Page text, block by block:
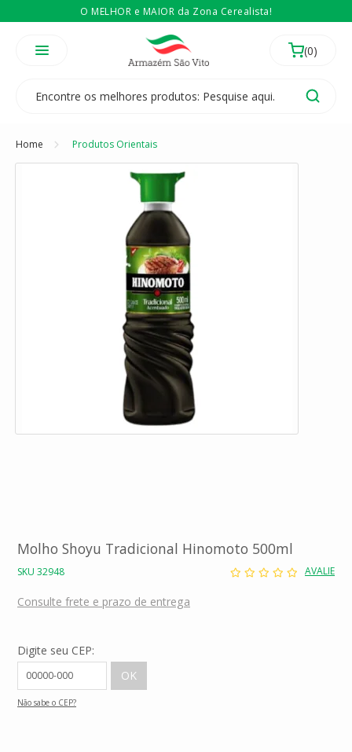
O MELHOR e MAIOR da Zona Cerealista!
Temos 3 lojas físicas na Zona Cerealista de São Paulo!
É revendedor? EntãoCompre no atacado
Home Produtos Orientais
Molho Shoyu Tradicional Hinomoto 500ml
SKU 32948 AVALIE
Consulte frete e prazo de entrega
Digite seu CEP:
Não sabe o CEP?